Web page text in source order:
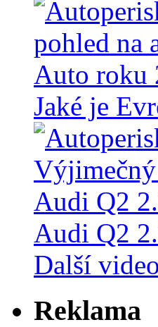
Jaké je
Audi Q2
Další
Reklama